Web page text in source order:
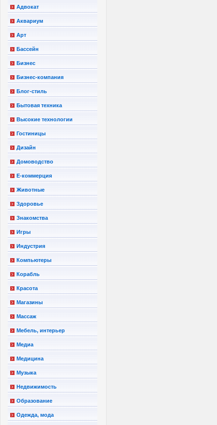
Адвокат
Аквариум
Арт
Бассейн
Бизнес
Бизнес-компания
Блог-стиль
Бытовая техника
Высокие технологии
Гостиницы
Дизайн
Домоводство
Е-коммерция
Животные
Здоровье
Знакомства
Игры
Индустрия
Компьютеры
Корабль
Красота
Магазины
Массаж
Мебель, интерьер
Медиа
Медицина
Музыка
Недвижимость
Образование
Одежда, мода